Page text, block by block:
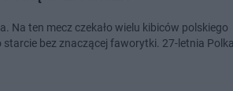
Na ten mecz czekało wielu kibiców polskiego
bez znaczącej faworytki. 27-letnia Polka